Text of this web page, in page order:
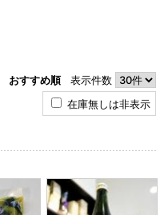
おすすめ順表示件数
在庫無しは非表示